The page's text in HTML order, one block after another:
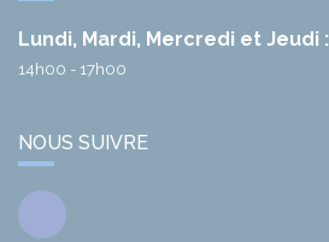
Lundi, Mardi, Mercredi et Jeudi :
14h00 - 17h00
NOUS SUIVRE
Facebook